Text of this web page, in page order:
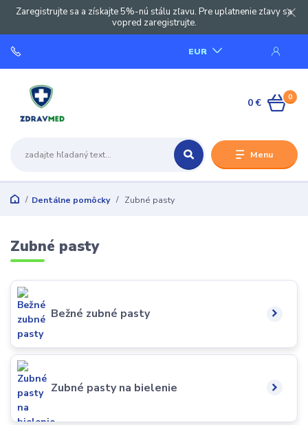
Zaregistrujte sa a získajte 5%-nú stálu zľavu. Pre uplatnenie zľavy sa
vopred zaregistrujte.
Menu
EUR
0
0 €
Dentálne pomôcky Zubné pasty
Zubné pasty
Bežné zubné pasty
Zubné pasty na bielenie